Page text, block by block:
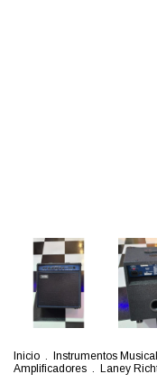
Inicio . Instrumentos
Amplificadores . Laney